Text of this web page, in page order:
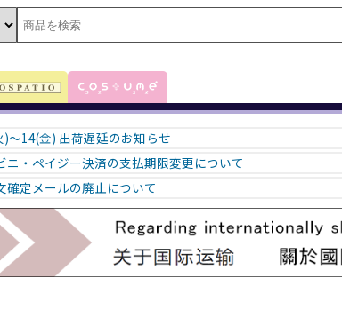
)～14(金) 出荷遅延のお知らせ
ニ・ペイジー決済の支払期限変更について
確定メールの廃止について